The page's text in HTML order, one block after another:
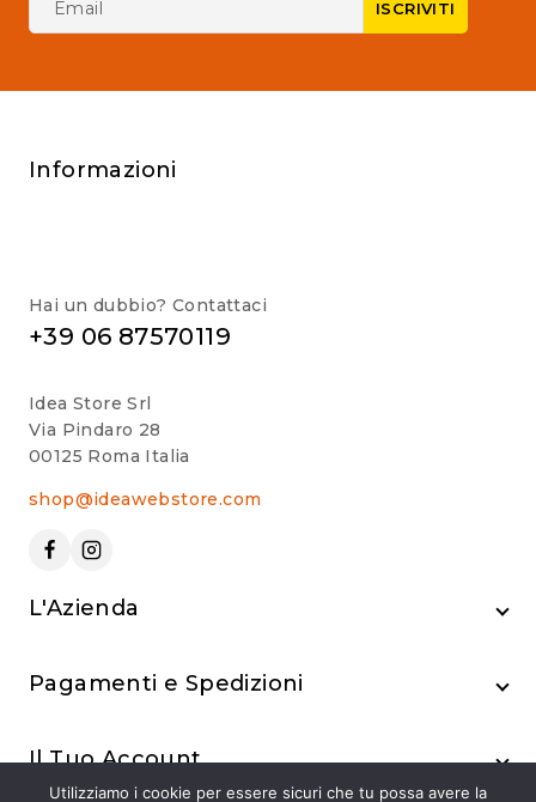
Informazioni
Hai un dubbio? Contattaci
+39 06 87570119
Idea Store Srl
Via Pindaro 28
00125 Roma Italia
shop@ideawebstore.com
L'Azienda
Pagamenti e Spedizioni
Il Tuo Account
Utilizziamo i cookie per essere sicuri che tu possa avere la